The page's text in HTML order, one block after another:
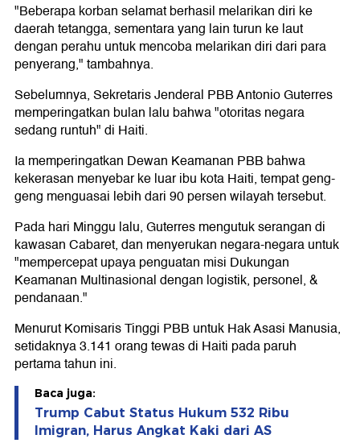
"Beberapa korban selamat berhasil melarikan diri ke
daerah tetangga, sementara yang lain turun ke laut
dengan perahu untuk mencoba melarikan diri dari para
penyerang," tambahnya.
Sebelumnya, Sekretaris Jenderal PBB Antonio Guterres
memperingatkan bulan lalu bahwa "otoritas negara
sedang runtuh" di Haiti.
Ia memperingatkan Dewan Keamanan PBB bahwa
kekerasan menyebar ke luar ibu kota Haiti, tempat geng-
geng menguasai lebih dari 90 persen wilayah tersebut.
Pada hari Minggu lalu, Guterres mengutuk serangan di
kawasan Cabaret, dan menyerukan negara-negara untuk
"mempercepat upaya penguatan misi Dukungan
Keamanan Multinasional dengan logistik, personel, &
pendanaan."
Menurut Komisaris Tinggi PBB untuk Hak Asasi Manusia,
setidaknya 3.141 orang tewas di Haiti pada paruh
pertama tahun ini.
Baca juga:
Trump Cabut Status Hukum 532 Ribu
Imigran, Harus Angkat Kaki dari AS